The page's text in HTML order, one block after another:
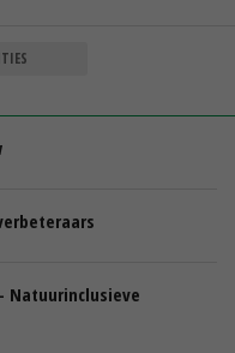
Natuurinclusieve